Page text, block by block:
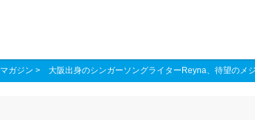
マガジン > 大阪出身のシンガーソングライターReyna、待望のメ